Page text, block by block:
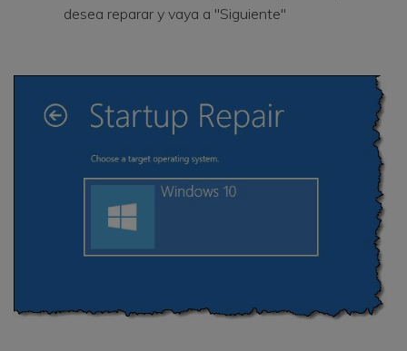
desea reparar y vaya a "Siguiente"